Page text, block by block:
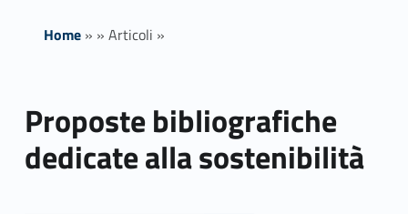
Home» » Articoli »
Proposte bibliografiche
dedicate alla sostenibilità